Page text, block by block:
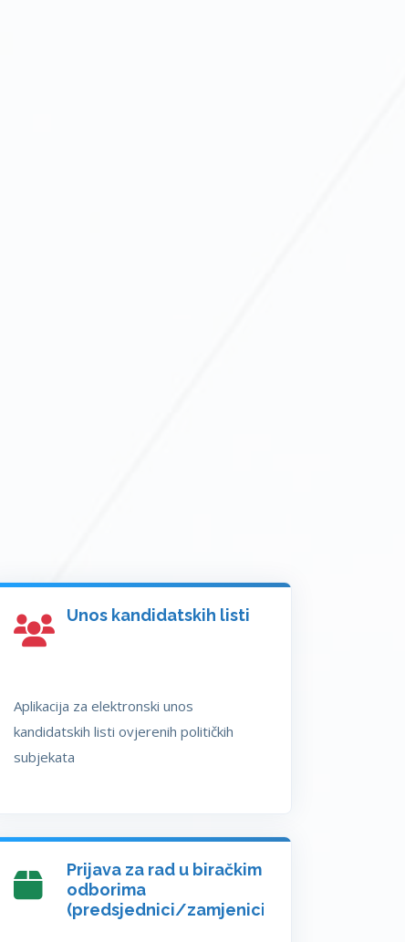
Unos kandidatskih listi
Aplikacija za elektronski unos
kandidatskih listi ovjerenih političkih
subjekata
Prijava za rad u biračkim
odborima
(predsjednici/zamjenici)